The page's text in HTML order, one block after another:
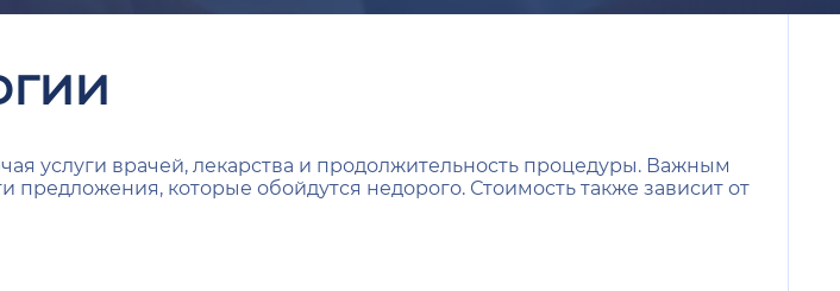
услуги врачей, лекарства и продолжительность процедуры. Важным
которые обойдутся недорого. Стоимость также зависит от